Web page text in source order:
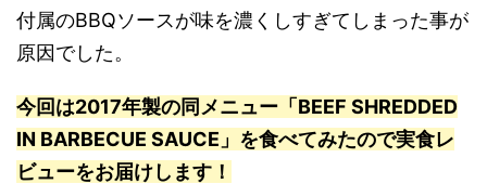
付属のBBQソースが味を濃くしすぎてしまった事が
原因でした。
今回は2017年製の同メニュー「BEEF SHREDDED
IN BARBECUE SAUCE」を食べてみたので実食レ
ビューをお届けします！